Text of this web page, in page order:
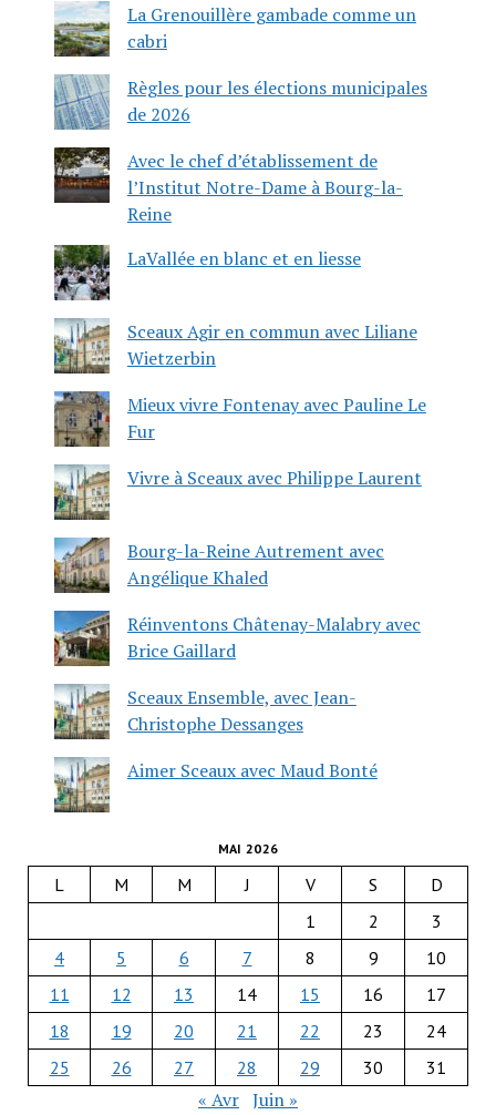
La Grenouillère gambade comme un
cabri
Règles pour les élections municipales
de 2026
Avec le chef d’établissement de
l’Institut Notre-Dame à Bourg-la-
Reine
LaVallée en blanc et en liesse
Sceaux Agir en commun avec Liliane
Wietzerbin
Mieux vivre Fontenay avec Pauline Le
Fur
Vivre à Sceaux avec Philippe Laurent
Bourg-la-Reine Autrement avec
Angélique Khaled
Réinventons Châtenay-Malabry avec
Brice Gaillard
Sceaux Ensemble, avec Jean-
Christophe Dessanges
Aimer Sceaux avec Maud Bonté
MAI 2026
L M M J V S
D
1
2
3
4
5 6 7 8 9
10
11
12 13 14 15 16
17
18
19 20 21 22 23
24
25
26 27 28 29 30 31
« Avr Juin »